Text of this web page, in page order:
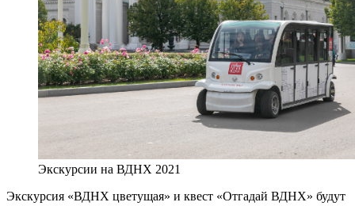
Экскурсии на ВДНХ 2021
Экскурсия «ВДНХ цветущая» и квест «Отгадай ВДНХ» будут